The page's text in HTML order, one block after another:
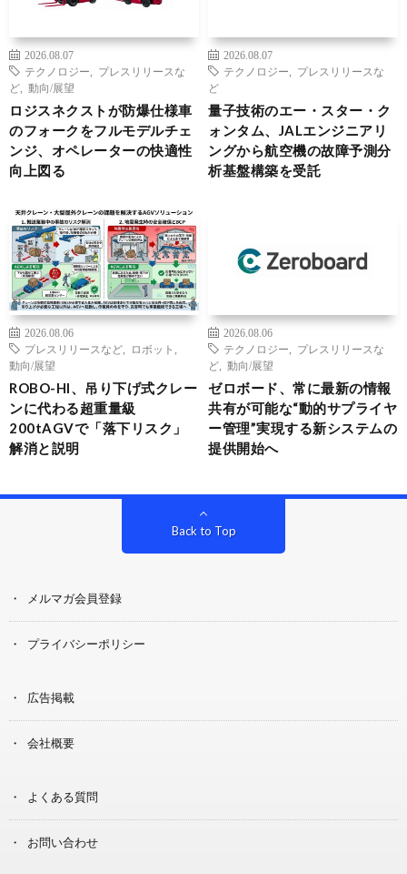
2026.08.07
テクノロジー
プレスリリースな
ど
動向/展望
ロジスネクストが防爆仕様車
のフォークをフルモデルチェ
ンジ、オペレーターの快適性
向上図る
2026.08.07
テクノロジー
プレスリリースな
ど
量子技術のエー・スター・ク
ォンタム、JALエンジニアリ
ングから航空機の故障予測分
析基盤構築を受託
2026.08.06
プレスリリースなど
ロボット
動向/展望
ROBO-HI、吊り下げ式クレー
ンに代わる超重量級
200tAGVで「落下リスク」
解消と説明
2026.08.06
テクノロジー
プレスリリースな
ど
動向/展望
ゼロボード、常に最新の情報
共有が可能な“動的サプライヤ
ー管理”実現する新システムの
提供開始へ
Back to Top
メルマガ会員登録
プライバシーポリシー
広告掲載
会社概要
よくある質問
お問い合わせ